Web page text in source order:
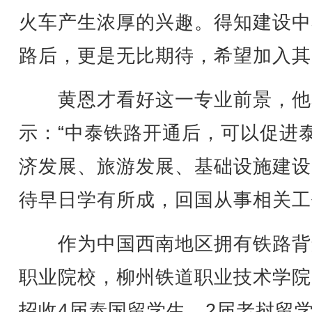
火车产生浓厚的兴趣。得知建设
路后，更是无比期待，希望加入
黄恩才看好这一专业前景，
示：“中泰铁路开通后，可以促进
济发展、旅游发展、基础设施建
待早日学有所成，回国从事相关
作为中国西南地区拥有铁路
职业院校，柳州铁道职业技术学